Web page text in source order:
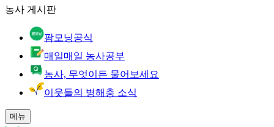
농사 게시판
팜모닝공식
매일매일 농사공부
농사, 무엇이든 물어보세요
이웃들의 병해충 소식
메뉴